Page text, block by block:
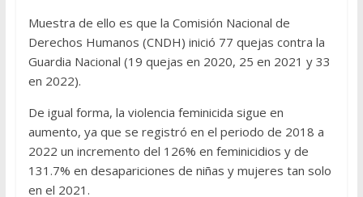
Muestra de ello es que la Comisión Nacional de
Derechos Humanos (CNDH) inició 77 quejas contra la
Guardia Nacional (19 quejas en 2020, 25 en 2021 y 33
en 2022).
De igual forma, la violencia feminicida sigue en
aumento, ya que se registró en el periodo de 2018 a
2022 un incremento del 126% en feminicidios y de
131.7% en desapariciones de niñas y mujeres tan solo
en el 2021.